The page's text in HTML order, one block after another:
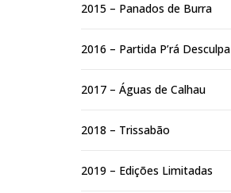
2015 – Panados de Burra
2016 – Partida P’rá Desculpa
2017 – Águas de Calhau
2018 – Trissabão
2019 – Edições Limitadas